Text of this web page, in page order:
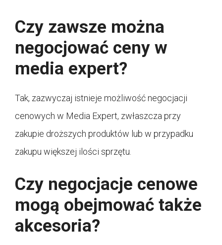
Czy zawsze można
negocjować ceny w
media expert?
Tak, zazwyczaj istnieje możliwość negocjacji
cenowych w Media Expert, zwłaszcza przy
zakupie droższych produktów lub w przypadku
zakupu większej ilości sprzętu.
Czy negocjacje cenowe
mogą obejmować także
akcesoria?